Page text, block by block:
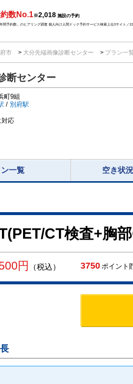
数No.1※2,018 施設の予約
間予約数」のヒアリング調査 個人向け人間ドック予約サービス検索上位3サイト／
市 大分先端画像診断センター プラン一
断センター
町9組
/ 別府駅
対応
一覧 空き状
CT検査+胸
円 （税込） 3750 ポイント